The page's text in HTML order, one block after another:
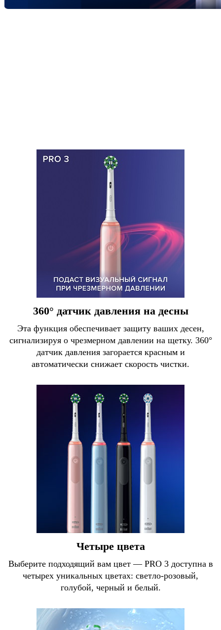
360° датчик давления на десны
Эта функция обеспечивает защиту ваших десен,
сигнализируя о чрезмерном давлении на щетку. 360°
датчик давления загорается красным и
автоматически снижает скорость чистки.
Четыре цвета
Выберите подходящий вам цвет — PRO 3 доступна в
четырех уникальных цветах: светло-розовый,
голубой, черный и белый.